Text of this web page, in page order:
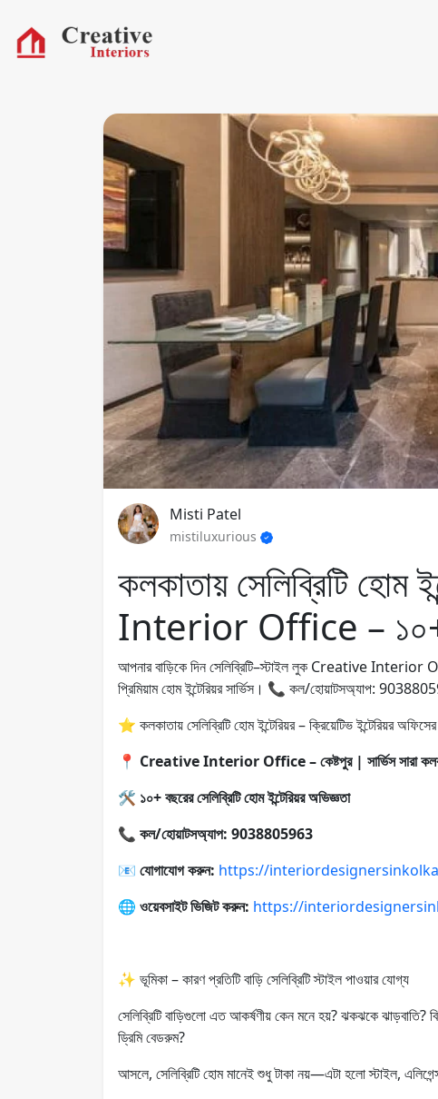
Misti Patel
mistiluxurious
কলকাতায় সেলিব্রিটি
Interior Office – ১০+
আপনার বাড়িকে দিন সেলিব্রিটি–স্টাইল লুক Creative Interior
প্রিমিয়াম হোম ইন্টেরিয়র সার্ভিস। 📞 কল/হোয়াটসঅ্যাপ:
⭐ কলকাতায় সেলিব্রিটি হোম ইন্টেরিয়র – ক্রিয়েটিভ ইন্টেরিয়র
📍 Creative Interior Office – কেষ্টপুর | সার্ভিস সারা
🛠️ ১০+ বছরের সেলিব্রিটি হোম ইন্টেরিয়র অভিজ্ঞতা
📞 কল/হোয়াটসঅ্যাপ: 9038805963
📧 যোগাযোগ করুন: https://
🌐 ওয়েবসাইট ভিজিট করুন: https://
✨ ভূমিকা – কারণ প্রতিটি বাড়ি সেলিব্রিটি স্টাইল পাওয়ার যোগ্য
সেলিব্রিটি বাড়িগুলো এত আকর্ষণীয় কেন মনে হয়? ঝকঝকে ঝাড়বাতি?
ড্রিমি বেডরুম?
আসলে, সেলিব্রিটি হোম মানেই শুধু টাকা নয়—এটা হলো স্টাইল,